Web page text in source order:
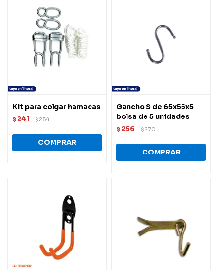
Kit para colgar hamacas
$ 241 $254
Gancho S de 65x55x5
bolsa de 5 unidades
$ 256 $270